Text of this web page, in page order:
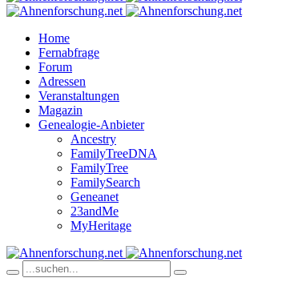
Home
Fernabfrage
Forum
Adressen
Veranstaltungen
Magazin
Genealogie-Anbieter
Ancestry
FamilyTreeDNA
FamilyTree
FamilySearch
Geneanet
23andMe
MyHeritage